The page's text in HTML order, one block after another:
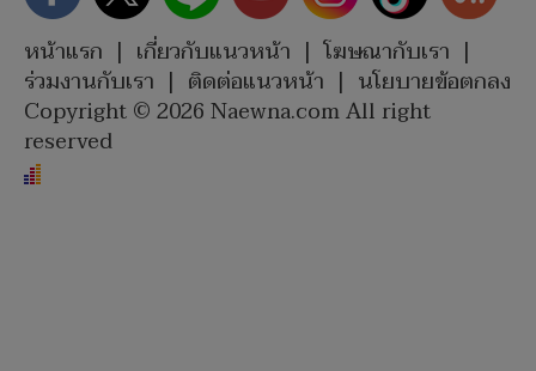
หน้าแรก | เกี่ยวกับแนวหน้า | โฆษณากับเรา |
ร่วมงานกับเรา | ติดต่อแนวหน้า | นโยบายข้อตกลง
Copyright © 2026 Naewna.com All right
reserved